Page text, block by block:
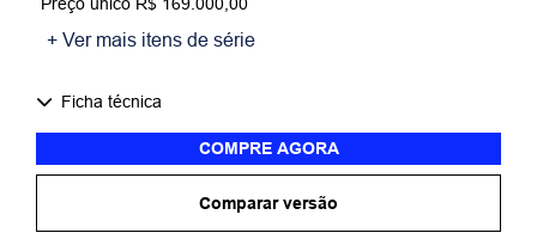
+ Ver mais itens de série
Ficha técnica
COMPRE AGORA
Comparar versão